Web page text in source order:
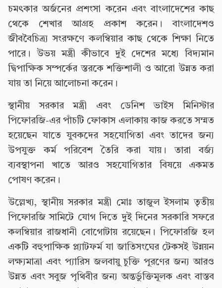
চমৎকার অর্জনের প্রশংসা করেন এবং বাংলাদেশের কাছ
থেকে শেখার আগ্রহ প্রকাশ করেন। বাংলাদেশও
জীববৈচিত্র্য সংরক্ষণে কলম্বিয়ার কাছ থেকে শিক্ষা নিতে
পারে। উভয় মন্ত্রী কীভাবে দুই দেশের মধ্যে বিদ্যমান
দ্বিপাক্ষিক সম্পর্কের স্তরকে শক্তিশালী ও আরো উন্নত করা
যায় তা নিয়ে আলোচনা করেন।
স্থানীয় সরকার মন্ত্রী এবং ডেনিশ ভাইস মিনিস্টার
পিফোরজি-এর পাঁচটি ফোকাস এলাকায় কাজ করতে সম্মত
হয়েছেন যাতে যুবকদের সহযোগিতা এবং তাদের জন্য
উপযুক্ত কর্ম পরিবেশ তৈরি করা যায়। তারা বর্জ্য
ব্যবস্থাপনা খাতে আরও সহযোগিতার বিষয়ে একমত
পোষণ করেন।
উল্লেখ্য, স্থানীয় সরকার মন্ত্রী মোঃ তাজুল ইসলাম তৃতীয়
পিফোরজি সামিটে যোগ দিতে দুই দিনের সরকারি সফরে
কলম্বিয়ার রাজধানী বোগোটায় রয়েছেন। পিফোরজি হল
একটি বহুপাক্ষিক প্ল্যাটফর্ম যা জাতিসংঘের টেকসই উন্নয়ন
লক্ষ্যমাত্রা এবং প্যারিস জলবায়ু চুক্তি পূরণের জন্য আরও
উন্নত এবং সবুজ পৃথিবীর জন্য অন্তর্ভুক্তিমূলক এবং বাস্তব